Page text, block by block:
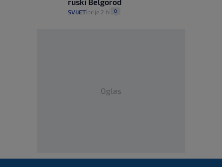
SVIJET prije 2 h 0
Oglas